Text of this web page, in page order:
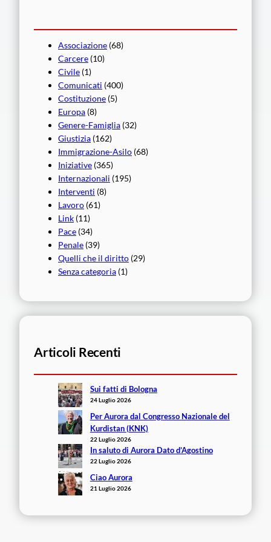
Associazione (68)
Carcere (10)
Civile (1)
Comunicati (400)
Costituzione (5)
Europa (8)
Genere-Famiglia (32)
Giustizia (162)
Immigrazione-Asilo (68)
Iniziative (365)
Internazionali (195)
Interventi (8)
Lavoro (61)
Link (11)
Pace (34)
Penale (39)
Quelli che il diritto (29)
Senza categoria (1)
Articoli Recenti
Sui fatti di Bologna
24 Luglio 2026
Per Aurora dal Congresso Nazionale del
Kurdistan (KNK)
22 Luglio 2026
In saluto di Aurora Dato d’Agostino
22 Luglio 2026
Ciao Aurora
21 Luglio 2026